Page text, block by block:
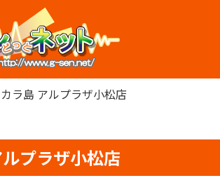
タカラ島 アルプラザ小松店
プラザ小松店